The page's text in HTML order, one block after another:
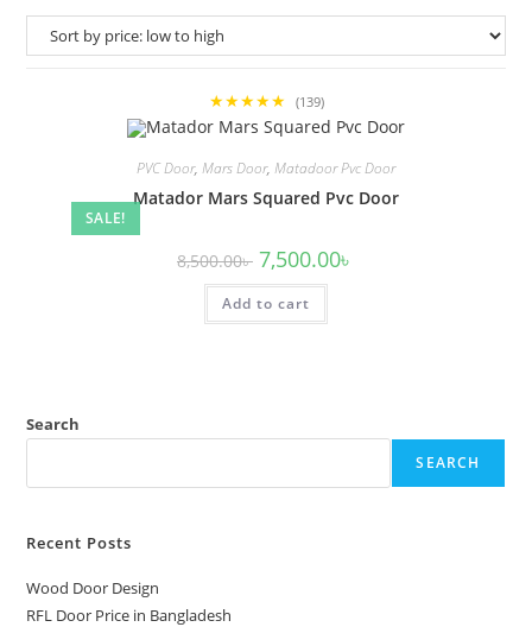
★★★★★ (139)
SALE!
PVC Door, Mars Door, Matadoor Pvc Door
Matador Mars Squared Pvc Door
8,500.00৳ Original
price
was:
8,500.00৳ .
7,500.00৳
Add to cart
Search
SEARCH
Recent Posts
Wood Door Design
RFL Door Price in Bangladesh